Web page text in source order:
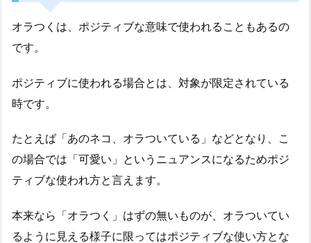
オラつくは、ポジティブな意味で使われることもあるの
です。
ポジティブに使われる場合とは、対象が限定されている
時です。
たとえば「あのネコ、オラついている」などとなり、こ
の場合では「可愛い」というニュアンスになるためポジ
ティブな使われ方と言えます。
本来なら「オラつく」はずの無いものが、オラついてい
るように見える様子に限ってはポジティブな使い方とな